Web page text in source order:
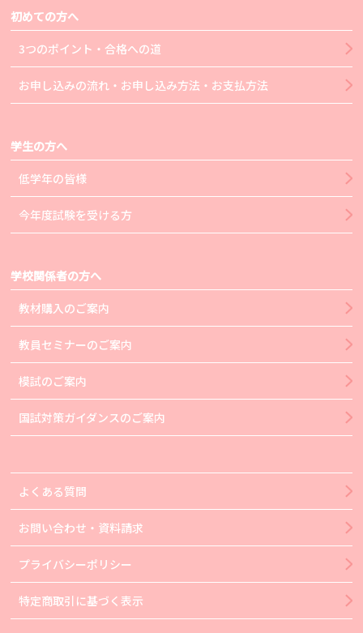
初めての方へ
3つのポイント・合格への道
お申し込みの流れ・お申し込み方法・お支払方法
学生の方へ
低学年の皆様
今年度試験を受ける方
学校関係者の方へ
教材購入のご案内
教員セミナーのご案内
模試のご案内
国試対策ガイダンスのご案内
よくある質問
お問い合わせ・資料請求
プライバシーポリシー
特定商取引に基づく表示